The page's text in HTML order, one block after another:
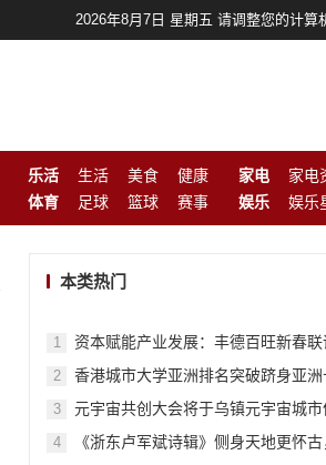
2026年8月7日 星期五 请调整您的计算
乐活 生活 美食
健康
体育
足球 篮球 赛事
家电
家电
娱乐
娱乐
本类热门
1
资本赋能产业发展：丰德百旺新春联
2
香港城市大学亚洲排名突破跻身亚洲
3
元宇宙共创大会将于乌镇元宇宙城市
4
《浙东卢军斌诗辑》侧身天地更怀古